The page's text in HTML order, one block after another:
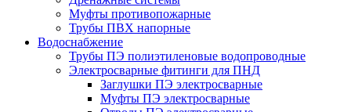
Муфты противопожарные
Трубы ПВХ напорные
Водоснабжение
Трубы ПЭ полиэтиленовые водопроводные
Электросварные фитинги для ПНД
Заглушки ПЭ электросварные
Муфты ПЭ электросварные